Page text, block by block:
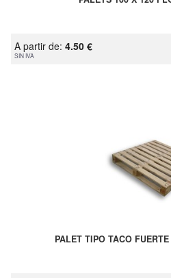
A partir de: 4.50 €
SIN IVA
PALET TIPO TACO